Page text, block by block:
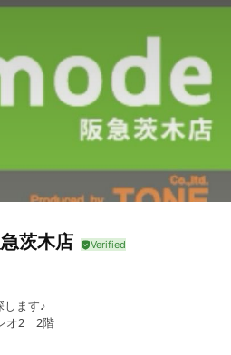
茨木店
します♪
オ2 2階